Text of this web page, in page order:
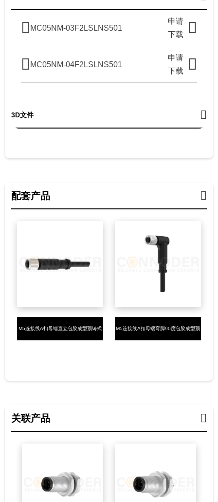
MC05NM-03F2LSLNS501
申请
下载
MC05NM-04F2LSLNS501
申请
下载
3D文件
配套产品
M5连接线A扣母端直立包胶成型预铸式 M5连接线A扣母端弯脚90度包胶成型预
关联产品